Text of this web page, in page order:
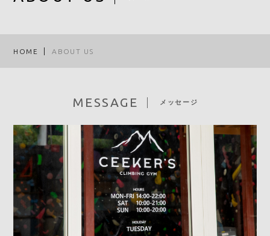
HOME ABOUT US
MESSAGE メッセージ
CONTACT